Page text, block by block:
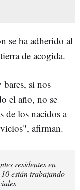
se ha adherido al
de acogida.
bares, si nos
el año, no se
de los nacidos a
afirman.
residentes en
están trabajando